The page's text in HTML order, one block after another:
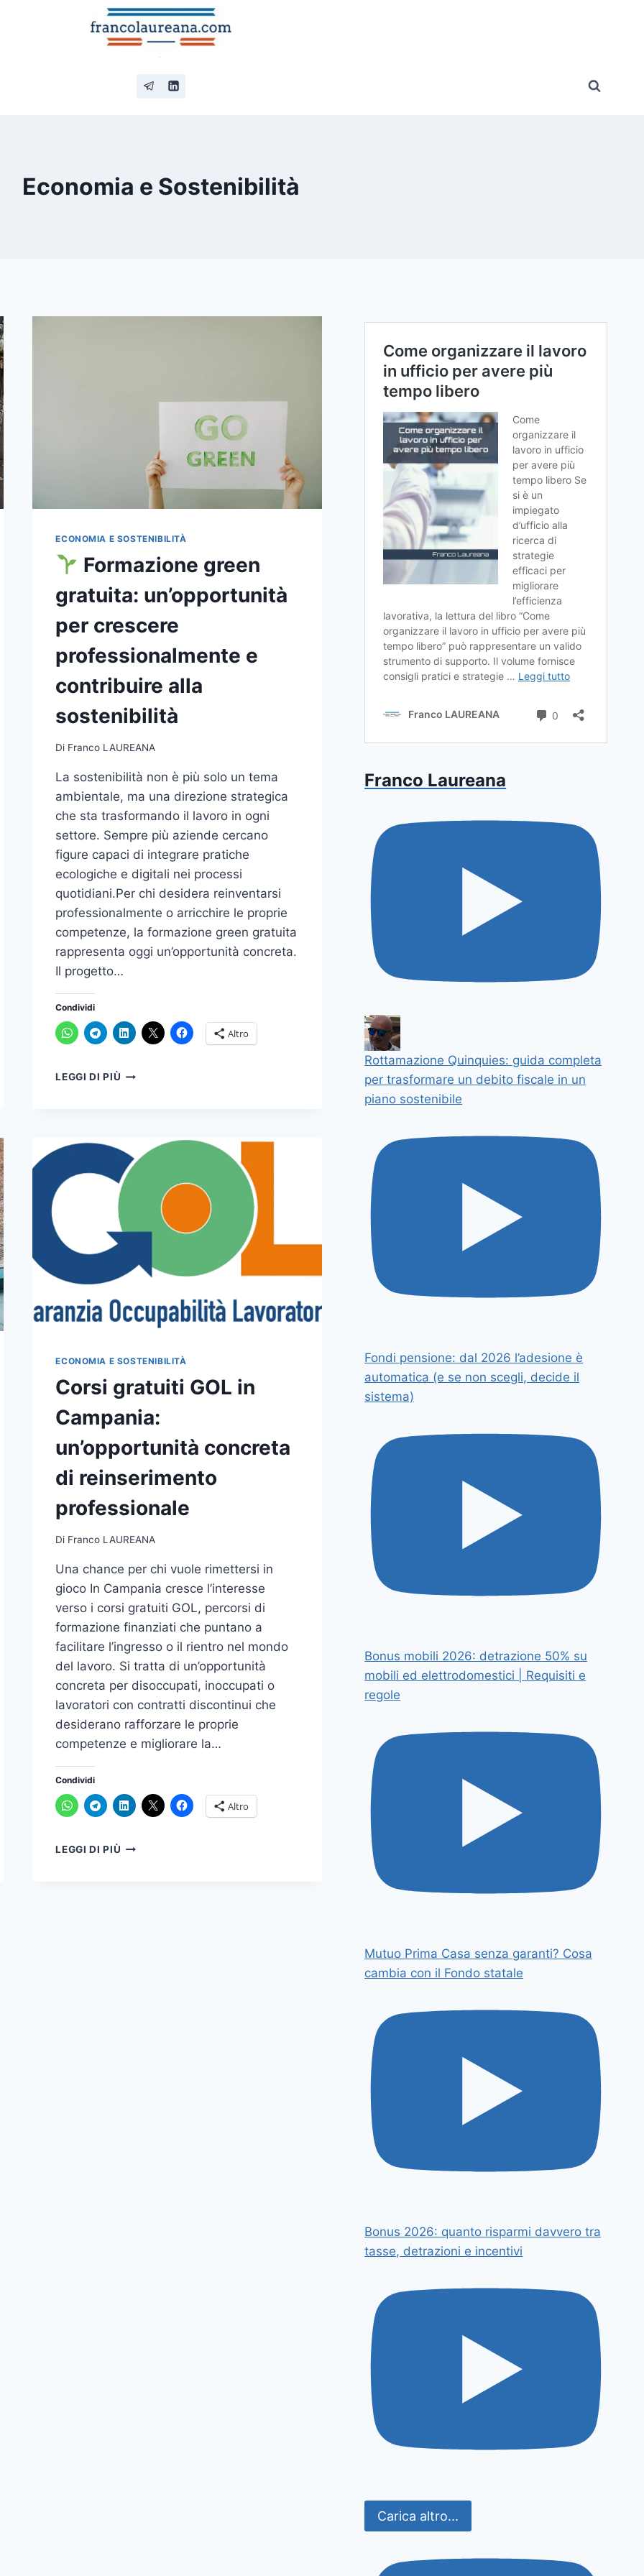
Economia e Sostenibilità
ECONOMIA E SOSTENIBILITÀ
Formazione green
gratuita: un’opportunità
per crescere
professionalmente e
contribuire alla
sostenibilità
Di Franco LAUREANA
La sostenibilità non è più solo un tema
ambientale, ma una direzione strategica
che sta trasformando il lavoro in ogni
settore. Sempre più aziende cercano
figure capaci di integrare pratiche
ecologiche e digitali nei processi
quotidiani.Per chi desidera reinventarsi
professionalmente o arricchire le proprie
competenze, la formazione green gratuita
rappresenta oggi un’opportunità concreta.
Il progetto…
Condividi
Altro
LEGGI DI PIÙ
PER
CRESCERE
PROFESSIONALMENTE
E
CONTRIBUIRE
ALLA
ECONOMIA E SOSTENIBILITÀ
Corsi gratuiti GOL in
Campania:
un’opportunità concreta
di reinserimento
professionale
Di Franco LAUREANA
Una chance per chi vuole rimettersi in
gioco In Campania cresce l’interesse
verso i corsi gratuiti GOL, percorsi di
formazione finanziati che puntano a
facilitare l’ingresso o il rientro nel mondo
del lavoro. Si tratta di un’opportunità
concreta per disoccupati, inoccupati o
lavoratori con contratti discontinui che
desiderano rafforzare le proprie
competenze e migliorare la…
Condividi
Altro
LEGGI DI PIÙ CORSI
Franco Laureana
Rottamazione Quinquies: guida completa
per trasformare un debito fiscale in un
piano sostenibile
Fondi pensione: dal 2026 l’adesione è
automatica (e se non scegli, decide il
sistema)
Bonus mobili 2026: detrazione 50% su
mobili ed elettrodomestici | Requisiti e
regole
Mutuo Prima Casa senza garanti? Cosa
cambia con il Fondo statale
Bonus 2026: quanto risparmi davvero tra
tasse, detrazioni e incentivi
Carica altro...